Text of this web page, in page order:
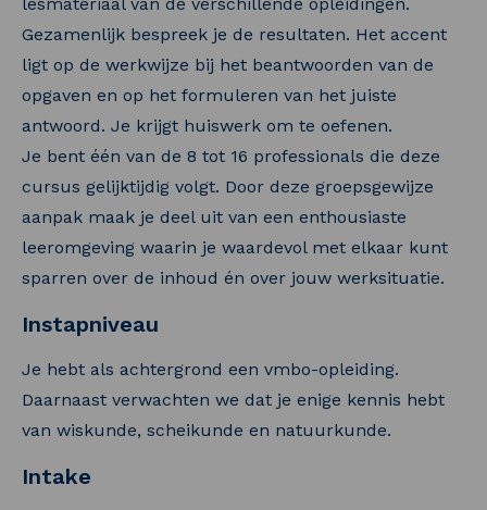
lesmateriaal van de verschillende opleidingen.
Gezamenlijk bespreek je de resultaten. Het accent
ligt op de werkwijze bij het beantwoorden van de
opgaven en op het formuleren van het juiste
antwoord. Je krijgt huiswerk om te oefenen.
Je bent één van de 8 tot 16 professionals die deze
cursus gelijktijdig volgt. Door deze groepsgewijze
aanpak maak je deel uit van een enthousiaste
leeromgeving waarin je waardevol met elkaar kunt
sparren over de inhoud én over jouw werksituatie.
Instapniveau
Je hebt als achtergrond een vmbo-opleiding.
Daarnaast verwachten we dat je enige kennis hebt
van wiskunde, scheikunde en natuurkunde.
Intake